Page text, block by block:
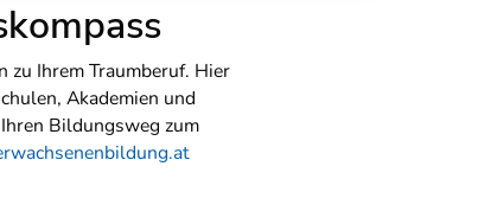
Ihrem Traumberuf. Hier
Akademien und
Bildungsweg zum